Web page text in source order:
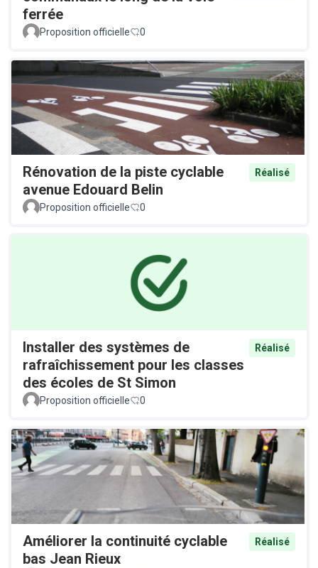
ferrée
Proposition officielle 0
Rénovation de la piste cyclable
avenue Edouard Belin
Réalisé
Proposition officielle 0
Installer des systèmes de
rafraîchissement pour les classes
des écoles de St Simon
Réalisé
Proposition officielle 0
Améliorer la continuité cyclable
bas Jean Rieux
Réalisé